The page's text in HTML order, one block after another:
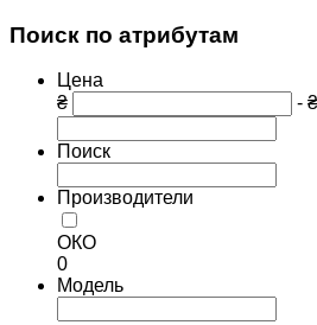
Поиск по атрибутам
Цена
₴
- ₴
Поиск
Производители
ОКО
0
Модель